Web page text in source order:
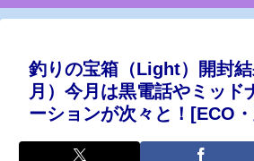
釣りの宝箱（Light）開封
月）今月は黒電話やミッド
ーションが次々と！[ECO